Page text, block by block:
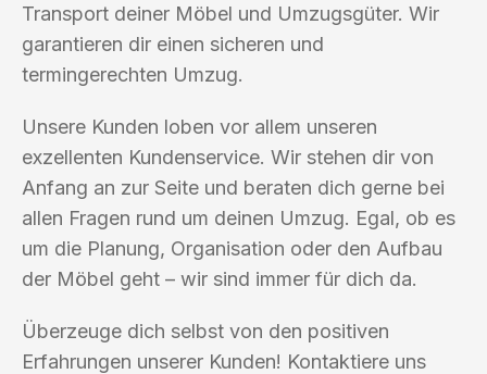
Transport deiner Möbel und Umzugsgüter. Wir
garantieren dir einen sicheren und
termingerechten Umzug.
Unsere Kunden loben vor allem unseren
exzellenten Kundenservice. Wir stehen dir von
Anfang an zur Seite und beraten dich gerne bei
allen Fragen rund um deinen Umzug. Egal, ob es
um die Planung, Organisation oder den Aufbau
der Möbel geht – wir sind immer für dich da.
Überzeuge dich selbst von den positiven
Erfahrungen unserer Kunden! Kontaktiere uns